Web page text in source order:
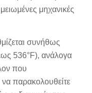
μηχανικές
συνήθως
536°F), ανάλογα
που
να παρακολουθείτε